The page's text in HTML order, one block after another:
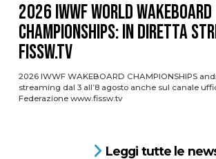
2026 IWWF WORLD WAKEBOARD
CHAMPIONSHIPS: IN DIRETTA
FISSW.TV
2026 IWWF WAKEBOARD CHAMPIONSHIPS
streaming dal 3 all’8 agosto anche sul canale
Federazione www.fissw.tv
Leggi tutte le